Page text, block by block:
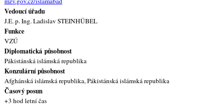
Vedoucí úřadu
J.E. p. Ing. Ladislav STEINHÜBEL
Funkce
VZÚ
Diplomatická působnost
Pákistánská islámská republika
Konzulární působnost
Afghánská islámská republika, Pákistánská islámská republika
Časový posun
+3 hod letní čas